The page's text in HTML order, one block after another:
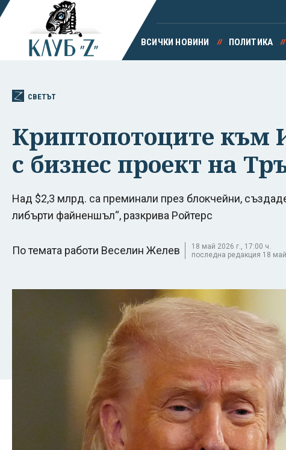
ВСИЧКИ НОВИНИ ПОЛИТИКА
СВЕТЪТ
Криптопотоците към
с бизнес проект на
Над $2,3 млрд. са преминали през блокчейни,
либърти файненшъл“, разкрива Ройтерс
По темата работи Веселин Желев
18 май 2026 г., 17:00 ч.
последна редакция 18